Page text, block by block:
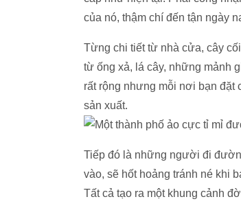
của nó, thậm chí đến tận ngày
Từng chi tiết từ nhà cửa, cây
từ ống xả, lá cây, những mảnh
rất rộng nhưng mỗi nơi bạn đặt
sản xuất.
Tiếp đó là những người đi
vào, sẽ hốt hoảng tránh né khi
Tất cả tạo ra một khung cảnh